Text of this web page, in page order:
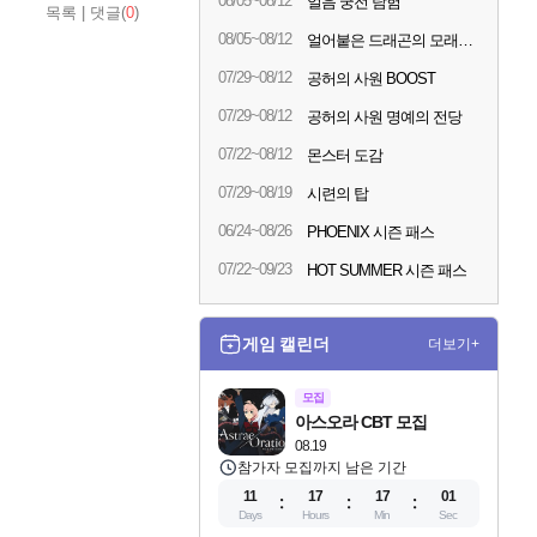
목록 댓글(0)
08/05~08/12 얼어붙은 드래곤의 모래시계
07/29~08/12 공허의 사원 BOOST
07/29~08/12 공허의 사원 명예의 전당
07/22~08/12 몬스터 도감
07/29~08/19 시련의 탑
06/24~08/26 PHOENIX 시즌 패스
07/22~09/23 HOT SUMMER 시즌 패스
게임 캘린더 더보기+
모집
08.19
아스오라 CBT 모집
참가자 모집까지 남은 기간
11
Days
17
Hours
17
Min
00
Sec